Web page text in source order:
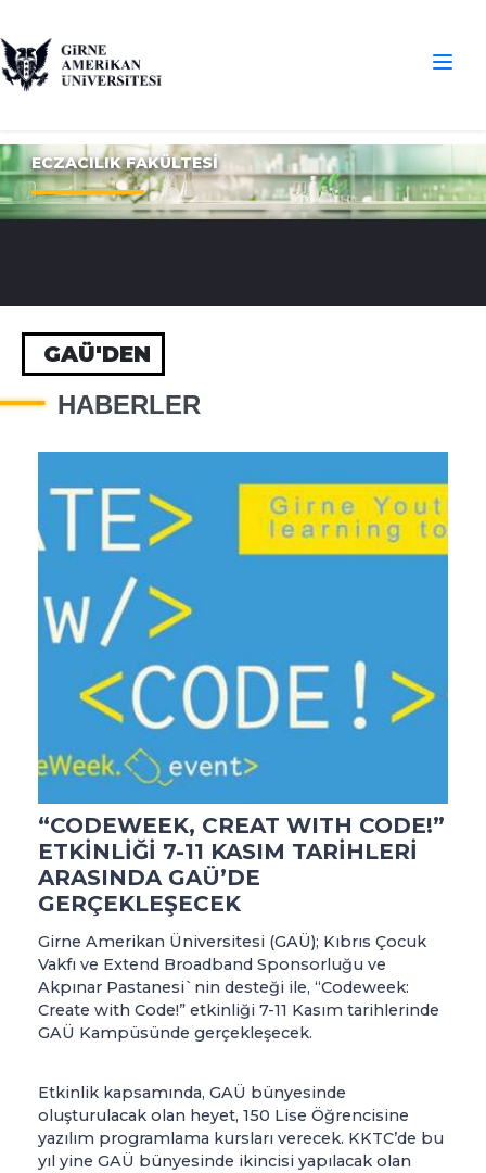
ECZACILIK FAKÜLTESİ
GAÜ'DEN
HABERLER
“CODEWEEK, CREAT WITH CODE!”
ETKİNLİĞİ 7-11 KASIM TARİHLERİ
ARASINDA GAÜ’DE
GERÇEKLEŞECEK
Girne Amerikan Üniversitesi (GAÜ); Kıbrıs Çocuk
Vakfı ve Extend Broadband Sponsorluğu ve
Akpınar Pastanesi`nin desteği ile, “Codeweek:
Create with Code!” etkinliği 7-11 Kasım tarihlerinde
GAÜ Kampüsünde gerçekleşecek.
Etkinlik kapsamında, GAÜ bünyesinde
oluşturulacak olan heyet, 150 Lise Öğrencisine
yazılım programlama kursları verecek. KKTC’de bu
yıl yine GAÜ bünyesinde ikincisi yapılacak olan